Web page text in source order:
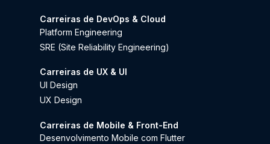
Carreiras de DevOps & Cloud
Platform Engineering
SRE (Site Reliability Engineering)
Carreiras de UX & UI
UI Design
UX Design
Carreiras de Mobile & Front-End
Desenvolvimento Mobile com Flutter